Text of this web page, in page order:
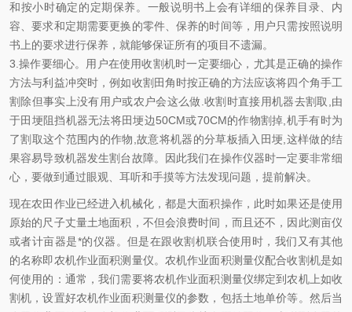
和按小时确定的定期保养。一般说明书上会有详细的保养目录、内
容、要求和定期需要更换的零件、保养的时间等，用户只需按照说明
书上的要求进行保养，就能够保证所有的项目不遗漏。
3. 操作要细心。用户在使用收割机时一定要细心，尤其是正确的操作
方法与利益冲突时，例如收割田角时按正确的方法应该将四个角手工
割除但事实上没有用户或农户会这么做 收割时直接用机器去割取 由
于田埂阻挡机器无法将田埂边50CM或70CM的作物割掉 机手有时为
了割取这个范围内的作物 故意将机器的分草板插入田埂 这样做的结
果容易导致机器发生割台故障。因此我们在操作仪器时一定要非常细
心，要做到通过眼观、耳听和手摸等方法发现问题，提前解决。
现在农田作业已经进入机械化，都是大面积操作，此时如果还是使用
原始的尺子丈量土地面积，不但会浪费时间，而且还不，因此测亩仪
或者计亩器是*的仪器。但是在跟收割机联合使用时，我们又有其他
的名称即农机作业面积测量仪。农机作业面积测量仪配合收割机是如
何使用的：通常，我们需要将农机作业面积测量仪绑定到农机上如收
割机，设置好农机作业面积测量仪的参数，包括土地单价等。然后当